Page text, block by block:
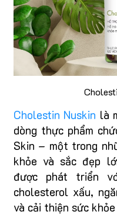
Cholestin Nuskin là
dòng thực phẩm
Skin – một trong
khỏe và sắc đẹp
được phát triển
cholesterol xấu,
và cải thiện sức